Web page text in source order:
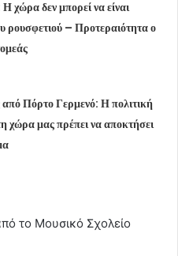
χώρα δεν μπορεί να είναι
ρουσφετιού – Προτεραιότητα ο
Πόρτο Γερμενό: Η πολιτική
χώρα μας πρέπει να αποκτήσει
το Μουσικό Σχολείο